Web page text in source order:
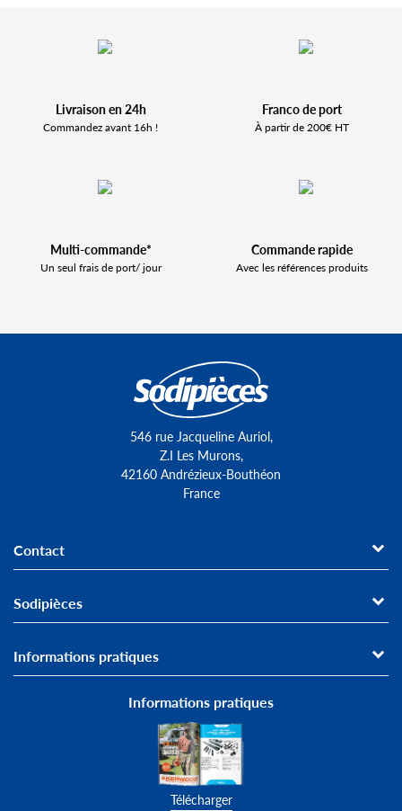
Livraison en 24h
Commandez avant 16h !
Franco de port
À partir de 200€ HT
Multi-commande*
Un seul frais de port/ jour
Commande rapide
Avec les références produits
546 rue Jacqueline Auriol,
Z.I Les Murons,
42160 Andrézieux-Bouthéon
France
Contact
Sodipièces
Informations pratiques
Informations pratiques
Télécharger